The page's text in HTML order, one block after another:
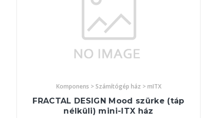
Komponens > Számítógép ház > mITX
FRACTAL DESIGN Mood szürke (táp
nélküli) mini-ITX ház